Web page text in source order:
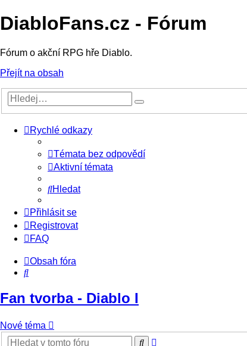
DiabloFans.cz - Fórum
Fórum o akční RPG hře Diablo.
Přejít na obsah
Rychlé odkazy
Témata bez odpovědí
Aktivní témata
Hledat
Přihlásit se
Registrovat
FAQ
Obsah fóra
Hledat
Fan tvorba - Diablo I
Nové téma
Hledat